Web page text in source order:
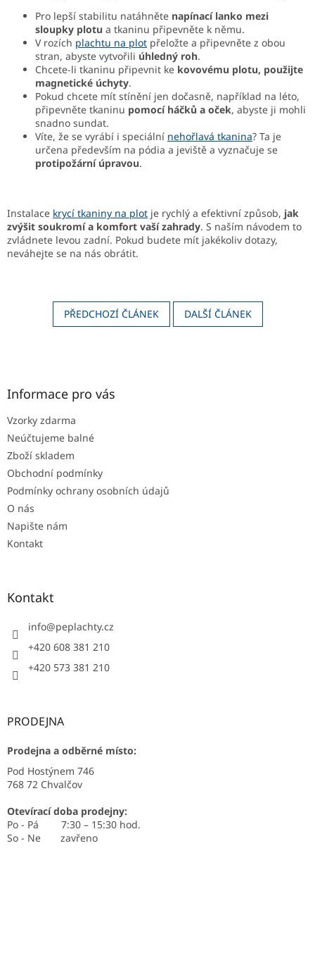
Pro lepší stabilitu natáhněte napínací lanko mezi
sloupky plotu a tkaninu připevněte k němu.
V rozích plachtu na plot přeložte a připevněte z obou
stran, abyste vytvořili úhledný roh.
Chcete-li tkaninu připevnit ke kovovému plotu, použijte
magnetické úchyty.
Pokud chcete mít stínění jen dočasně, například na léto,
připevněte tkaninu pomocí háčků a oček, abyste ji mohli
snadno sundat.
Víte, že se vyrábí i speciální nehořlavá tkanina? Ta je
určena především na pódia a jeviště a vyznačuje se
protipožární úpravou.
Instalace krycí tkaniny na plot je rychlý a efektivní způsob, jak
zvýšit soukromí a komfort vaší zahrady. S naším návodem to
zvládnete levou zadní. Pokud budete mít jakékoliv dotazy,
neváhejte se na nás obrátit.
PŘEDCHOZÍ ČLÁNEK DALŠÍ ČLÁNEK
Informace pro vás
Vzorky zdarma
Neúčtujeme balné
Zboží skladem
Obchodní podmínky
Podmínky ochrany osobních údajů
O nás
Napište nám
Kontakt
Kontakt
info@peplachty.cz
+420 608 381 210
+420 573 381 210
PRODEJNA
Prodejna a odběrné místo:
Pod Hostýnem 746
768 72 Chvalčov
Otevírací doba prodejny:
Po - Pá 7:30 – 15:30 hod.
So - Ne zavřeno